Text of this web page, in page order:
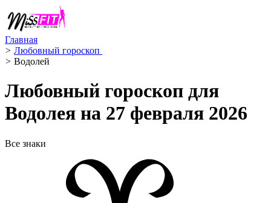
Главная
> Любовный гороскоп ️
> Водолей ️
Любовный гороскоп для
Водолея на 27 февраля 2026
Все знаки